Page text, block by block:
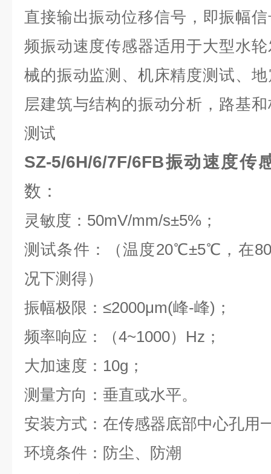
直接输出振动位移信号，即振幅
频振动速度传感器适用于大型水
械的振动监测、机床精度测试、
层建筑与结构的振动分析，路基
测试
SZ-5/6H/6/7F/6FB振动速度传
数：
灵敏度：50mV/mm/s±5%；
测试条件：（温度20℃±5℃，在
况下测得）
振幅极限：≤2000μm(峰-峰)；
频率响应：（4~1000）Hz；
大加速度：10g；
测量方向：垂直或水平。
安装方式：在传感器底部中心孔用
环境条件：防尘、防潮